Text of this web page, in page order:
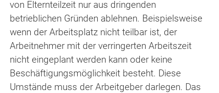
von Elternteilzeit nur aus dringenden
betrieblichen Gründen ablehnen. Beispielsweise
wenn der Arbeitsplatz nicht teilbar ist, der
Arbeitnehmer mit der verringerten Arbeitszeit
nicht eingeplant werden kann oder keine
Beschäftigungsmöglichkeit besteht. Diese
Umstände muss der Arbeitgeber darlegen. Das